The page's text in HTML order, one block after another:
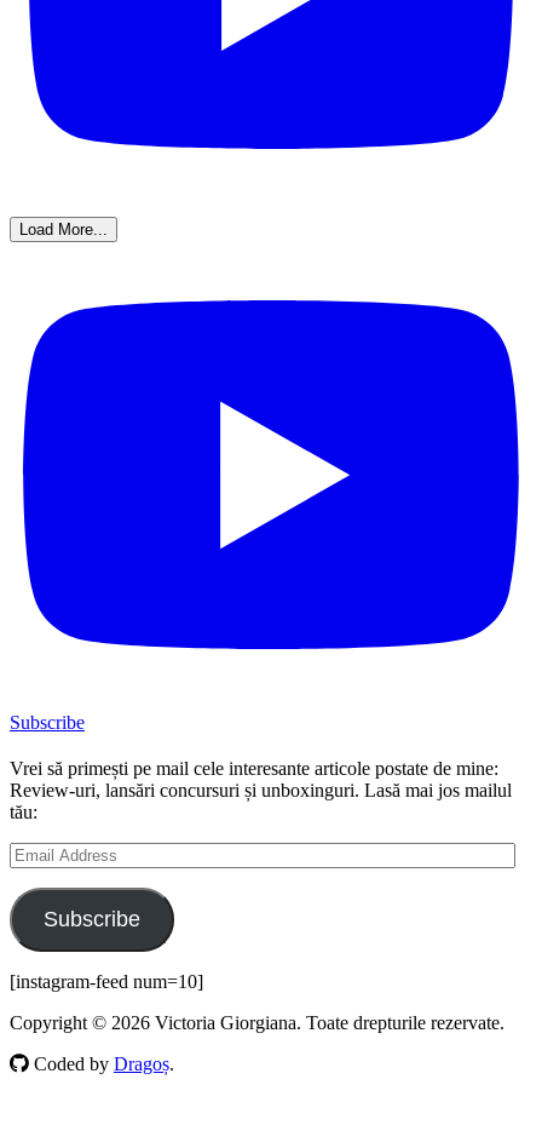
Load More...
Subscribe
Vrei să primești pe mail cele interesante articole postate de mine:
Review-uri, lansări concursuri și unboxinguri. Lasă mai jos mailul
tău:
Email
Address
Subscribe
[instagram-feed num=10]
Copyright © 2026 Victoria Giorgiana. Toate drepturile rezervate.
Coded by Dragoș.